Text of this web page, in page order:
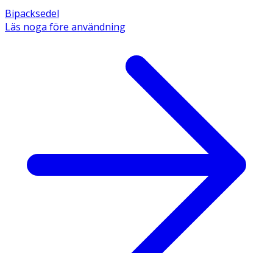
Bipacksedel
Läs noga före användning